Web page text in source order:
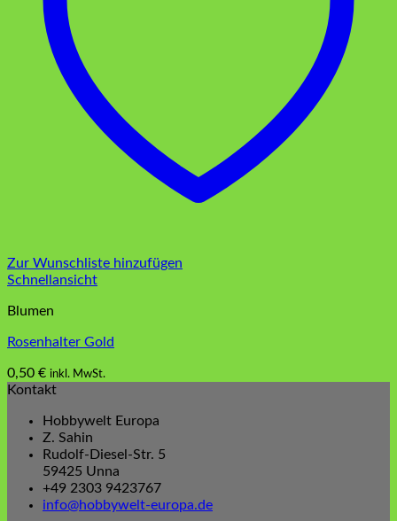
Zur Wunschliste hinzufügen
Schnellansicht
Blumen
Rosenhalter Gold
0,50 € inkl. MwSt.
Kontakt
Hobbywelt Europa
Z. Sahin
Rudolf-Diesel-Str. 5
59425 Unna
+49 2303 9423767
info@hobbywelt-europa.de